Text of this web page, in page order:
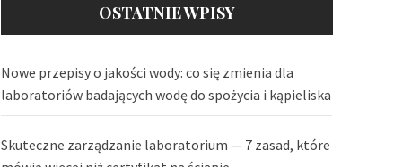
OSTATNIE WPISY
Nowe przepisy o jakości wody: co się zmienia dla
laboratoriów badających wodę do spożycia i kąpieliska
Skuteczne zarządzanie laboratorium — 7 zasad, które